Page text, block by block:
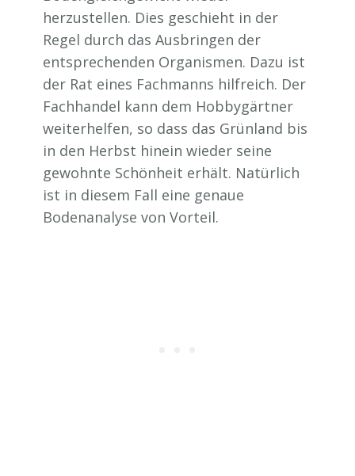
herzustellen. Dies geschieht in der
Regel durch das Ausbringen der
entsprechenden Organismen. Dazu ist
der Rat eines Fachmanns hilfreich. Der
Fachhandel kann dem Hobbygärtner
weiterhelfen, so dass das Grünland bis
in den Herbst hinein wieder seine
gewohnte Schönheit erhält. Natürlich
ist in diesem Fall eine genaue
Bodenanalyse von Vorteil.